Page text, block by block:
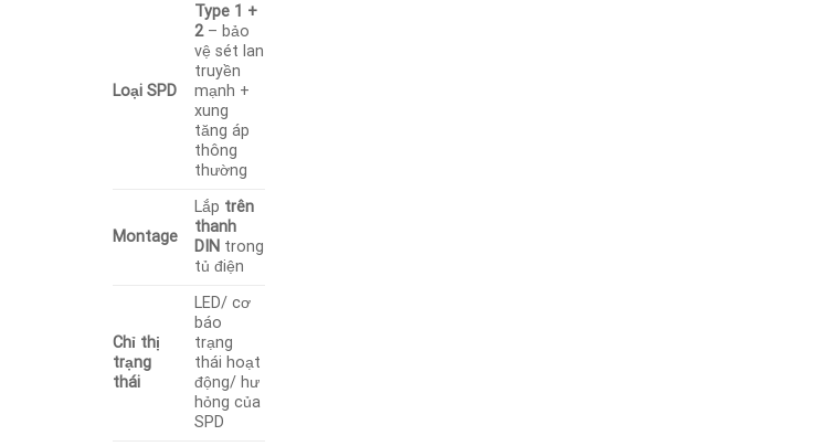
Loại SPD
Type 1 +
2– bảo
vệ sét lan
truyền
mạnh +
xung
tăng áp
thông
thường
Montage
Lắp trên
thanh
DIN trong
tủ điện
Chỉ thị
trạng
thái
LED/ cơ
báo
trạng
thái hoạt
động/ hư
hỏng của
SPD